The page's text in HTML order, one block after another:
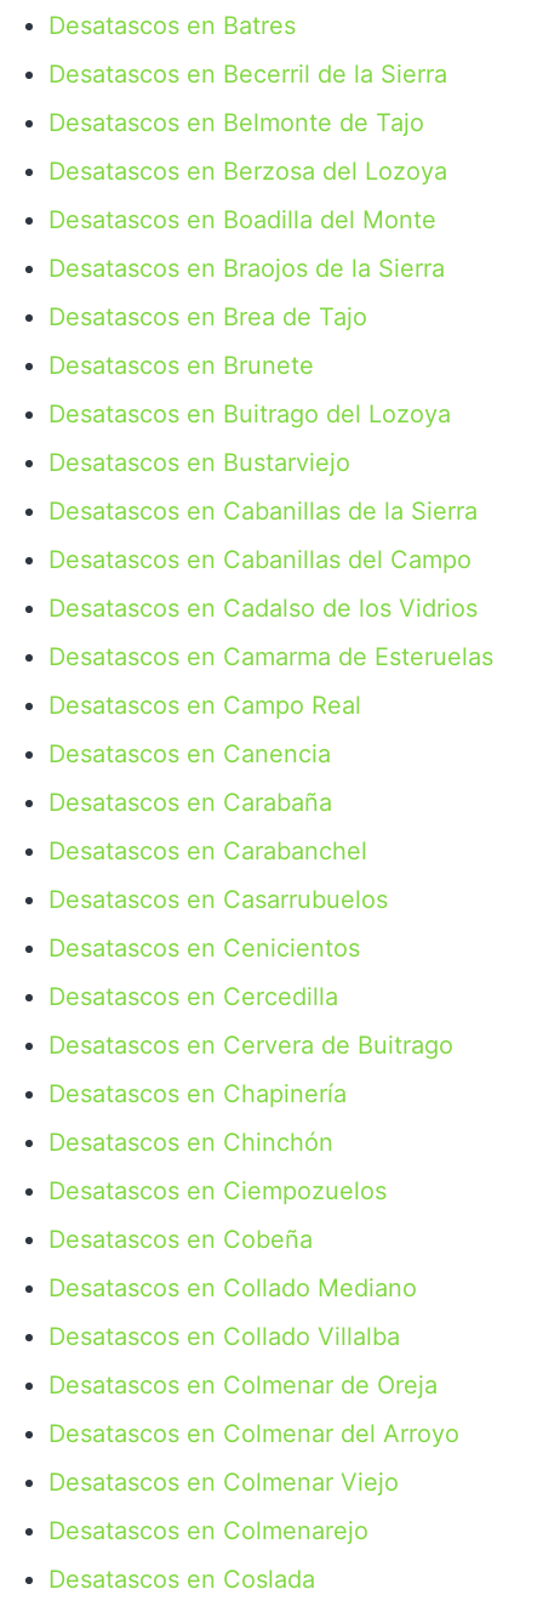
Desatascos en Batres
Desatascos en Becerril de la Sierra
Desatascos en Belmonte de Tajo
Desatascos en Berzosa del Lozoya
Desatascos en Boadilla del Monte
Desatascos en Braojos de la Sierra
Desatascos en Brea de Tajo
Desatascos en Brunete
Desatascos en Buitrago del Lozoya
Desatascos en Bustarviejo
Desatascos en Cabanillas de la Sierra
Desatascos en Cabanillas del Campo
Desatascos en Cadalso de los Vidrios
Desatascos en Camarma de Esteruelas
Desatascos en Campo Real
Desatascos en Canencia
Desatascos en Carabaña
Desatascos en Carabanchel
Desatascos en Casarrubuelos
Desatascos en Cenicientos
Desatascos en Cercedilla
Desatascos en Cervera de Buitrago
Desatascos en Chapinería
Desatascos en Chinchón
Desatascos en Ciempozuelos
Desatascos en Cobeña
Desatascos en Collado Mediano
Desatascos en Collado Villalba
Desatascos en Colmenar de Oreja
Desatascos en Colmenar del Arroyo
Desatascos en Colmenar Viejo
Desatascos en Colmenarejo
Desatascos en Coslada